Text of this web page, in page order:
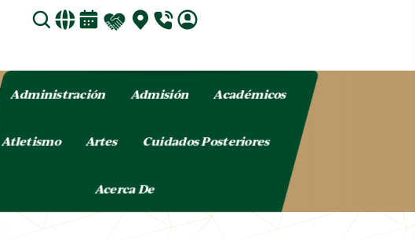
Administración Admisión Académicos
Atletismo Artes Cuidados Posteriores
Acerca De